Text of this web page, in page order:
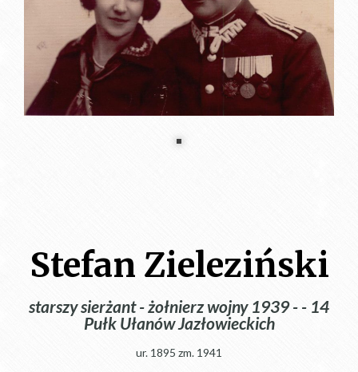
Stefan Zieleziński
starszy sierżant - żołnierz wojny 1939 - - 14
Pułk Ułanów Jazłowieckich
ur. 1895 zm. 1941